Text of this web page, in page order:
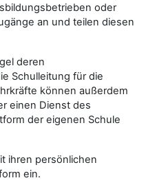
oder
an und teilen diesen
deren
Schulleitung für die
können außerdem
einen Dienst des
der eigenen Schule
ihren persönlichen
ein.